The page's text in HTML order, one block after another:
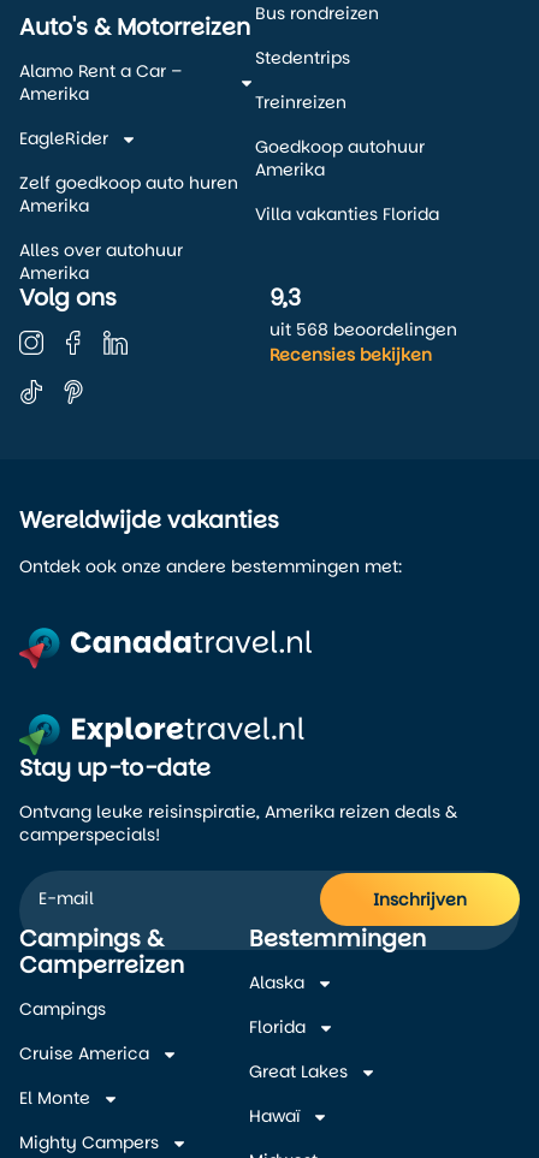
Auto's & Motorreizen
Alamo Rent a Car –
Amerika
EagleRider
Zelf goedkoop auto huren
Amerika
Alles over autohuur
Amerika
Bus rondreizen
Stedentrips
Treinreizen
Goedkoop autohuur
Amerika
Villa vakanties Florida
Volg ons 9,3
uit 568 beoordelingen
Recensies bekijken
Wereldwijde vakanties
Ontdek ook onze andere bestemmingen met:
Campings &
Camperreizen
Campings
Cruise America
El Monte
Mighty Campers
Bestemmingen
Alaska
Florida
Great Lakes
Hawaï
Stay up-to-date
Ontvang leuke reisinspiratie, Amerika reizen deals &
camperspecials!
Inschrijven
Alternative: